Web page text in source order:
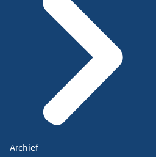
Archief